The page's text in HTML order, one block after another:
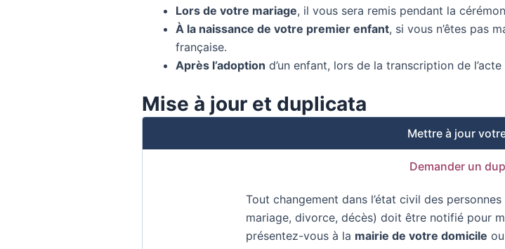
Lors de votre mariage, il vous sera remis pendant la
À la naissance de votre premier enfant, si vous n’êtes pas
française.
Après l’adoption d’un enfant, lors de la transcription de l’acte
Mise à jour et duplicata
Mettre à jour
Demander un
Tout changement dans l’état civil des
mariage, divorce, décès) doit être notifié pour
présentez-vous à la mairie de votre domicile